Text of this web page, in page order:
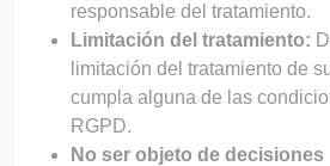
responsable del tratamiento.
Limitación del tratamiento:
limitación del tratamiento de
cumpla alguna de las
RGPD.
No ser objeto de decisiones